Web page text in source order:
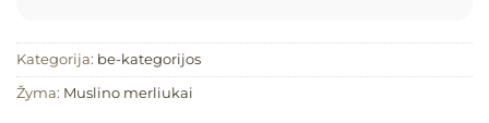
Kategorija: be-kategorijos
Žyma: Muslino merliukai